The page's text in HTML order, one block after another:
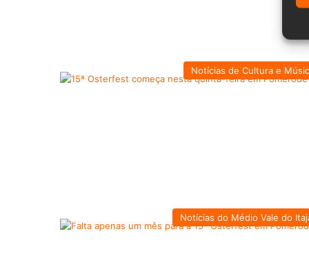
Notícias de Cultura e
Notícias do Médio Vale do